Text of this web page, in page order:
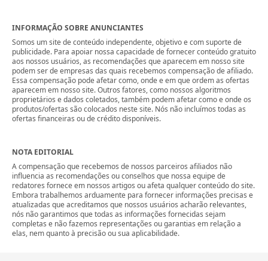
INFORMAÇÃO SOBRE ANUNCIANTES
Somos um site de conteúdo independente, objetivo e com suporte de
publicidade. Para apoiar nossa capacidade de fornecer conteúdo gratuito
aos nossos usuários, as recomendações que aparecem em nosso site
podem ser de empresas das quais recebemos compensação de afiliado.
Essa compensação pode afetar como, onde e em que ordem as ofertas
aparecem em nosso site. Outros fatores, como nossos algoritmos
proprietários e dados coletados, também podem afetar como e onde os
produtos/ofertas são colocados neste site. Nós não incluímos todas as
ofertas financeiras ou de crédito disponíveis.
NOTA EDITORIAL
A compensação que recebemos de nossos parceiros afiliados não
influencia as recomendações ou conselhos que nossa equipe de
redatores fornece em nossos artigos ou afeta qualquer conteúdo do site.
Embora trabalhemos arduamente para fornecer informações precisas e
atualizadas que acreditamos que nossos usuários acharão relevantes,
nós não garantimos que todas as informações fornecidas sejam
completas e não fazemos representações ou garantias em relação a
elas, nem quanto à precisão ou sua aplicabilidade.